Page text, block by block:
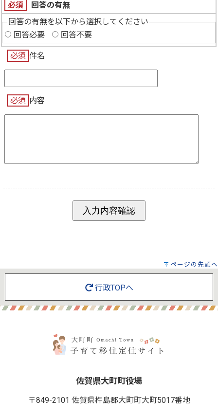
必須
回答の有無
回答の有無を以下から選択してください
回答必要
回答不要
必須 件名
必須 内容
ページの先頭へ
行政TOPへ
佐賀県大町町役場
〒849-2101 佐賀県杵島郡大町町大町5017番地